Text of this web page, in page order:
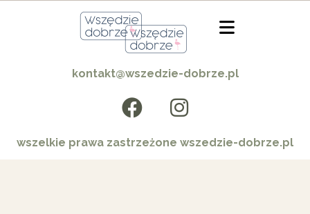
kontakt@wszedzie-dobrze.pl
wszelkie prawa zastrzeżone wszedzie-dobrze.pl